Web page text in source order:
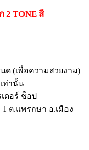
2 TONE สี
ด (เพื่อความสวยงาม)
ท่านั้น
เดอร์ ช็อป
ต.แพรกษา อ.เมือง